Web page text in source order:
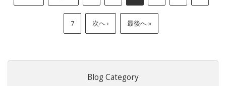
7 次へ › 最後へ »
Blog Category